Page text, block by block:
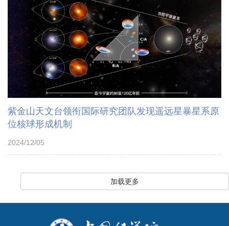
紫金山天文台领衔国际研究团队发现遥远星暴星系原
位核球形成机制
2024/12/05
加载更多